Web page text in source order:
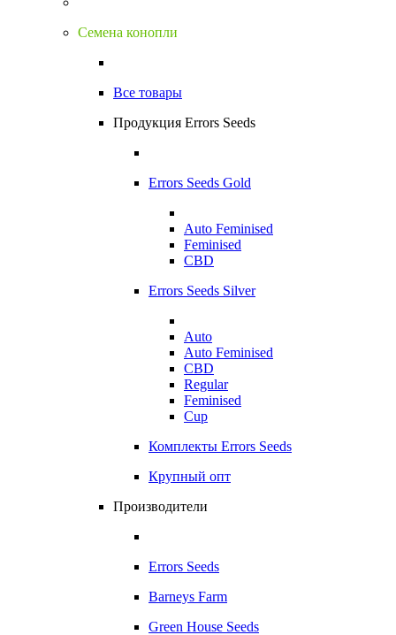
Семена конопли
Все товары
Продукция Errors Seeds
Errors Seeds Gold
Auto Feminised
Feminised
CBD
Errors Seeds Silver
Auto
Auto Feminised
CBD
Regular
Feminised
Cup
Комплекты Errors Seeds
Крупный опт
Производители
Errors Seeds
Barneys Farm
Green House Seeds